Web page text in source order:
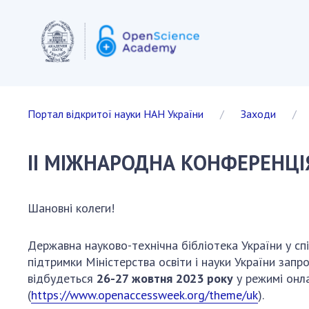
держав-
Інші
Проекти
Портал відкритої науки НАН України Заходи
ІІ МІЖНАРОДНА
Шановні колеги!
Державна науково-технічна бібліотека України у
підтримки Міністерства освіти і науки України
відбудеться 26-27 жовтня 2023 року у режимі
(https://www.openaccessweek.org/theme/uk).